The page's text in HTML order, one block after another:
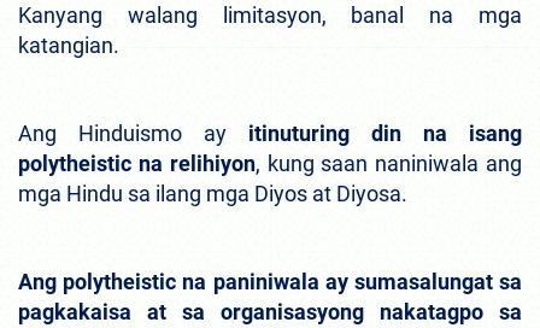
Kanyang walang limitasyon, banal na mga
katangian.
Ang Hinduismo ay itinuturing din na isang
polytheistic na relihiyon, kung saan naniniwala ang
mga Hindu sa ilang mga Diyos at Diyosa.
Ang polytheistic na paniniwala ay sumasalungat sa
pagkakaisa at sa organisasyong nakatagpo sa